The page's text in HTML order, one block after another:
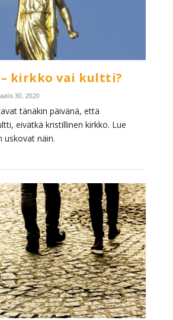
kirkko vai kultti?
30, 2020
tänäkin päivänä, että
eivätkä kristillinen kirkko. Lue
uskovat näin.